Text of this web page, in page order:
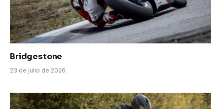
Bridgestone
23 de julio de 2026